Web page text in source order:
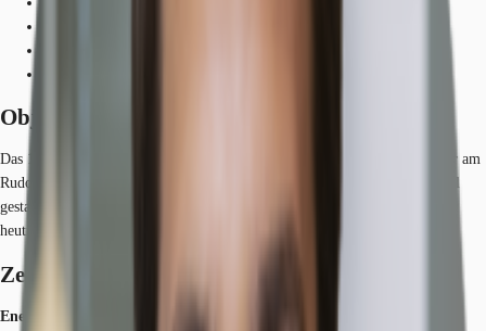
Objekt
Das 1963 erbaute 5-geschossige Büro- und Geschäftshaus liegt unmittelbar am
Rudolfplatz. Die Büroflächen verfügen über eine effiziente und individuell
gestaltbare Raumaufteilung. Der Ausstattungs-Standard entspricht dem
heutigen Anspruch an eine moderne und flexible Büronutzung.
Zertifizierungen
Energieausweis